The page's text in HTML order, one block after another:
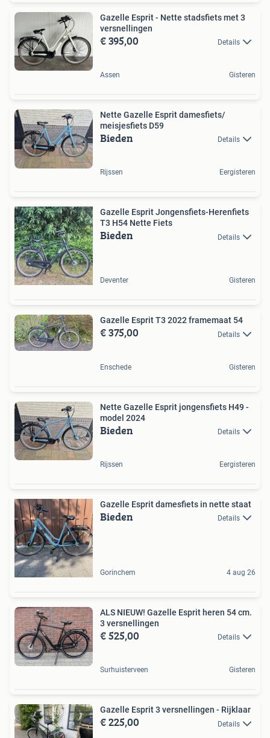
Gazelle Esprit - Nette stadsfiets met 3
versnellingen
€ 395,00 Details
Assen Gisteren
Nette Gazelle Esprit damesfiets/
meisjesfiets D59
Bieden Details
Rijssen Eergisteren
Gazelle Esprit Jongensfiets-Herenfiets
T3 H54 Nette Fiets
Bieden Details
Deventer Gisteren
Gazelle Esprit T3 2022 framemaat 54
€ 375,00 Details
Enschede Gisteren
Nette Gazelle Esprit jongensfiets H49 -
model 2024
Bieden Details
Rijssen Eergisteren
Gazelle Esprit damesfiets in nette staat
Bieden Details
Gorinchem 4 aug 26
ALS NIEUW! Gazelle Esprit heren 54 cm.
3 versnellingen
€ 525,00 Details
Surhuisterveen Gisteren
Gazelle Esprit 3 versnellingen - Rijklaar
€ 225,00 Details